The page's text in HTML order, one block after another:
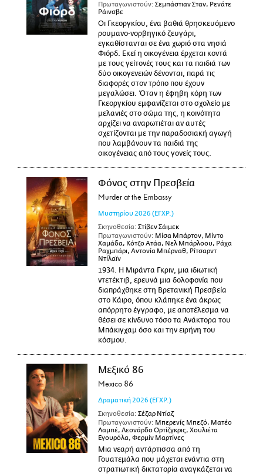
Πρωταγωνιστούν: Σεμπάστιαν Σταν, Ρενάτε
Ράινσβε
Οι Γκεοργκίου, ένα βαθιά θρησκευόμενο
ρουμανο-νορβηγικό ζευγάρι,
εγκαθίστανται σε ένα χωριό στα νησιά
Φιόρδ. Εκεί η οικογένεια έρχεται κοντά
με τους γείτονές τους και τα παιδιά των
δύο οικογενειών δένονται, παρά τις
διαφορές στον τρόπο που έχουν
μεγαλώσει. Όταν η έφηβη κόρη των
Γκεοργκίου εμφανίζεται στο σχολείο με
μελανιές στο σώμα της, η κοινότητα
αρχίζει να αναρωτιέται αν αυτές
σχετίζονται με την παραδοσιακή αγωγή
που λαμβάνουν τα παιδιά της
οικογένειας από τους γονείς τους.
Φόνος στην Πρεσβεία
Murder at the Embassy
Μυστηρίου 2026 (ΕΓΧΡ.)
Σκηνοθεσία: Στίβεν Σάιμεκ
Πρωταγωνιστούν: Μίσα Μπάρτον, Μίντο
Χαμάδα, Κότζο Ατάα, Νελ Μπάρλοου, Ράχα
Ραχμπάρι, Αντονία Μπέρναθ, Ρίτσαρντ
Ντίλαϊν
1934. Η Μιράντα Γκριν, μια ιδιωτική
ντετέκτιβ, ερευνά μια δολοφονία που
διαπράχθηκε στη Βρετανική Πρεσβεία
στο Κάιρο, όπου κλάπηκε ένα άκρως
απόρρητο έγγραφο, με αποτέλεσμα να
θέσει σε κίνδυνο τόσο τα Ανάκτορα του
Μπάκιγχαμ όσο και την ειρήνη του
κόσμου.
Μεξικό 86
Mexico 86
Δραματική 2026 (ΕΓΧΡ.)
Σκηνοθεσία: Σέζαρ Ντίαζ
Πρωταγωνιστούν: Μπερενίς Μπεζό, Ματέο
Λαμπέ, Λεονάρδο Ορτίζγκρις, Χουλιέτα
Εγουρόλα, Φερμίν Μαρτίνες
Μια νεαρή αντάρτισσα από τη
Γουατεμάλα που μάχεται ενάντια στη
στρατιωτική δικτατορία αναγκάζεται να